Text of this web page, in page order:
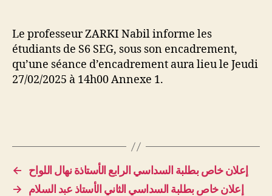
Le professeur ZARKI Nabil informe les
étudiants de S6 SEG, sous son encadrement,
qu’une séance d’encadrement aura lieu le Jeudi
27/02/2025 à 14h00 Annexe 1.
←
إعلان خاص بطلبة السداسي الرابع الأستاذة نهال اللواح
→
إعلان خاص بطلبة السداسي الثاني الأستاذ عبد السلام